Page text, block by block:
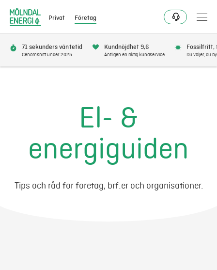
Privat Företag
Fjärrvärme & kyla
Energitjänster
Mer
71 sekunders väntetid
Genomsnitt under 2025
Kundnöjdhet 9,6
Äntligen en riktig kundservice
Fossilfritt,
Du väljer, du
El- &
energiguiden
Tips och råd för företag, brf:er och organisationer.